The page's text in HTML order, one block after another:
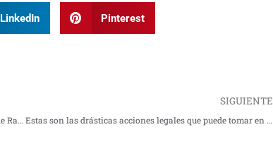
LinkedIn Pinterest
Un taxista fue asesinado de un disparo en la localidad de Rafael Uribe
SIGUIENTE
Estas son las drásticas acciones legales que puede tomar en caso de haber sufrido cancelación de su cita de pasaporte.